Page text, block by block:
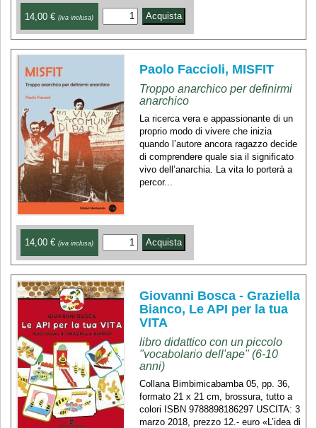
14,00 € (iva inclusa)
Paolo Faccioli, MISFIT
Troppo anarchico per definirmi
anarchico
La ricerca vera e appassionante di un
proprio modo di vivere che inizia
quando l’autore ancora ragazzo decide
di comprendere quale sia il significato
vivo dell’anarchia. La vita lo porterà a
percor...
14,00 € (iva inclusa)
Giovanni Bosca - Graziella
Bianco, Le API per la tua
VITA
libro didattico con un piccolo
"vocabolario dell'ape" (6-10
anni)
Collana Bimbimicabamba 05, pp. 36,
formato 21 x 21 cm, brossura, tutto a
colori ISBN 9788898186297 USCITA: 3
marzo 2018, prezzo 12.- euro «L’idea di